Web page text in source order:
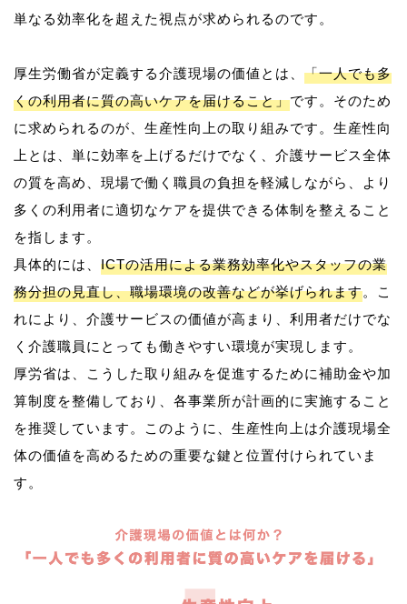
単なる効率化を超えた視点が求められるのです。
厚生労働省が定義する介護現場の価値とは、 「一人でも多
くの利用者に質の高いケアを届けること」です。そのため
に求められるのが、生産性向上の取り組みです。生産性向
上とは、単に効率を上げるだけでなく、介護サービス全体
の質を高め、現場で働く職員の負担を軽減しながら、より
多くの利用者に適切なケアを提供できる体制を整えること
を指します。
具体的には、 ICTの活用による業務効率化やスタッフの業
務分担の見直し、職場環境の改善などが挙げられます。こ
れにより、介護サービスの価値が高まり、利用者だけでな
く介護職員にとっても働きやすい環境が実現します。
厚労省は、こうした取り組みを促進するために補助金や加
算制度を整備しており、各事業所が計画的に実施すること
を推奨しています。このように、生産性向上は介護現場全
体の価値を高めるための重要な鍵と位置付けられていま